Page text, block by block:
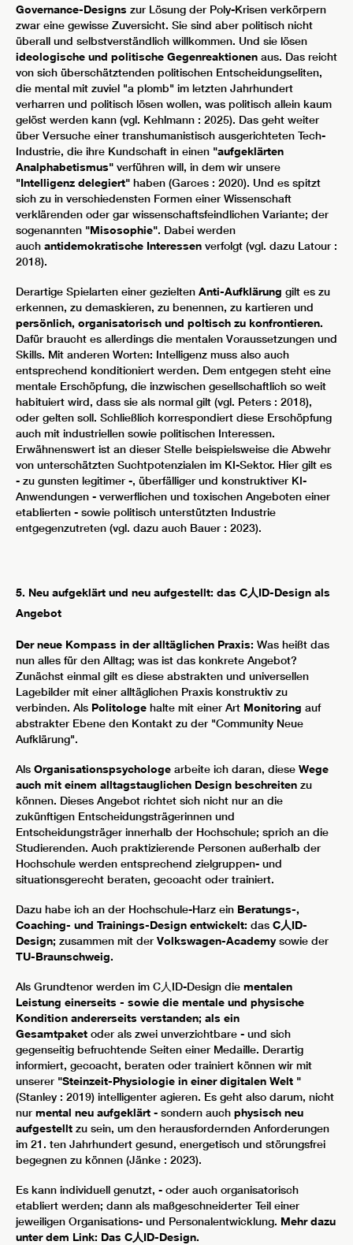
Governance-Designs zur Lösung der Poly-Krisen verkörpern
zwar eine gewisse Zuversicht. Sie sind aber politisch nicht
überall und selbstverständlich willkommen. Und sie lösen
ideologische und politische Gegenreaktionen aus. Das reicht
von sich überschätztenden politischen Entscheidungseliten,
die mental mit zuviel "a plomb" im letzten Jahrhundert
verharren und politisch lösen wollen, was politisch allein kaum
gelöst werden kann (vgl. Kehlmann : 2025). Das geht weiter
über Versuche einer transhumanistisch ausgerichteten Tech-
Industrie, die ihre Kundschaft in einen "aufgeklärten
Analphabetismus" verführen will, in dem wir unsere
"Intelligenz delegiert" haben (Garces : 2020). Und es spitzt
sich zu in verschiedensten Formen einer Wissenschaft
verklärenden oder gar wissenschaftsfeindlichen Variante; der
sogenannten "Misosophie". Dabei werden
auch antidemokratische Interessen verfolgt (vgl. dazu Latour :
2018).
Derartige Spielarten einer gezielten Anti-Aufklärung gilt es zu
erkennen, zu demaskieren, zu benennen, zu kartieren und
persönlich, organisatorisch und poltisch zu konfrontieren.
Dafür braucht es allerdings die mentalen Voraussetzungen und
Skills. Mit anderen Worten: Intelligenz muss also auch
entsprechend konditioniert werden. Dem entgegen steht eine
mentale Erschöpfung, die inzwischen gesellschaftlich so weit
habituiert wird, dass sie als normal gilt (vgl. Peters : 2018),
oder gelten soll. Schließlich korrespondiert diese Erschöpfung
auch mit industriellen sowie politischen Interessen.
Erwähnenswert ist an dieser Stelle beispielsweise die Abwehr
von unterschätzten Suchtpotenzialen im KI-Sektor. Hier gilt es
- zu gunsten legitimer -, überfälliger und konstruktiver KI-
Anwendungen - verwerflichen und toxischen Angeboten einer
etablierten - sowie politisch unterstützten Industrie
entgegenzutreten (vgl. dazu auch Bauer : 2023).
5. Neu aufgeklärt und neu aufgestellt: das C人ID-Design als
Angebot
Der neue Kompass in der alltäglichen Praxis: Was heißt das
nun alles für den Alltag; was ist das konkrete Angebot?
Zunächst einmal gilt es diese abstrakten und universellen
Lagebilder mit einer alltäglichen Praxis konstruktiv zu
verbinden. Als Politologe halte mit einer Art Monitoring auf
abstrakter Ebene den Kontakt zu der "Community Neue
Aufklärung".
Als Organisationspsychologe arbeite ich daran, diese Wege
auch mit einem alltagstauglichen Design beschreiten zu
können. Dieses Angebot richtet sich nicht nur an die
zukünftigen Entscheidungsträgerinnen und
Entscheidungsträger innerhalb der Hochschule; sprich an die
Studierenden. Auch praktizierende Personen außerhalb der
Hochschule werden entsprechend zielgruppen- und
situationsgerecht beraten, gecoacht oder trainiert.
Dazu habe ich an der Hochschule-Harz ein Beratungs-,
Coaching- und Trainings-Design entwickelt: das C人ID-
Design; zusammen mit der Volkswagen-Academysowie der
TU-Braunschweig.
Als Grundtenor werden im C人ID-Design die mentalen
Leistung einerseits - sowie die mentale und physische
Kondition andererseits verstanden; als ein
Gesamtpaket oder als zwei unverzichtbare - und sich
gegenseitig befruchtende Seiten einer Medaille. Derartig
informiert, gecoacht, beraten oder trainiert können wir mit
unserer "Steinzeit-Physiologie in einer digitalen Welt "
(Stanley : 2019) intelligenter agieren. Es geht also darum, nicht
nur mental neu aufgeklärt - sondern auch physisch neu
aufgestellt zu sein, um den herausfordernden Anforderungen
im 21. ten Jahrhundert gesund, energetisch und störungsfrei
begegnen zu können (Jänke : 2023).
Es kann individuell genutzt, - oder auch organisatorisch
etabliert werden; dann als maßgeschneiderter Teil einer
jeweiligen Organisations- und Personalentwicklung. Mehr dazu
unter dem Link: Das C人ID-Design.